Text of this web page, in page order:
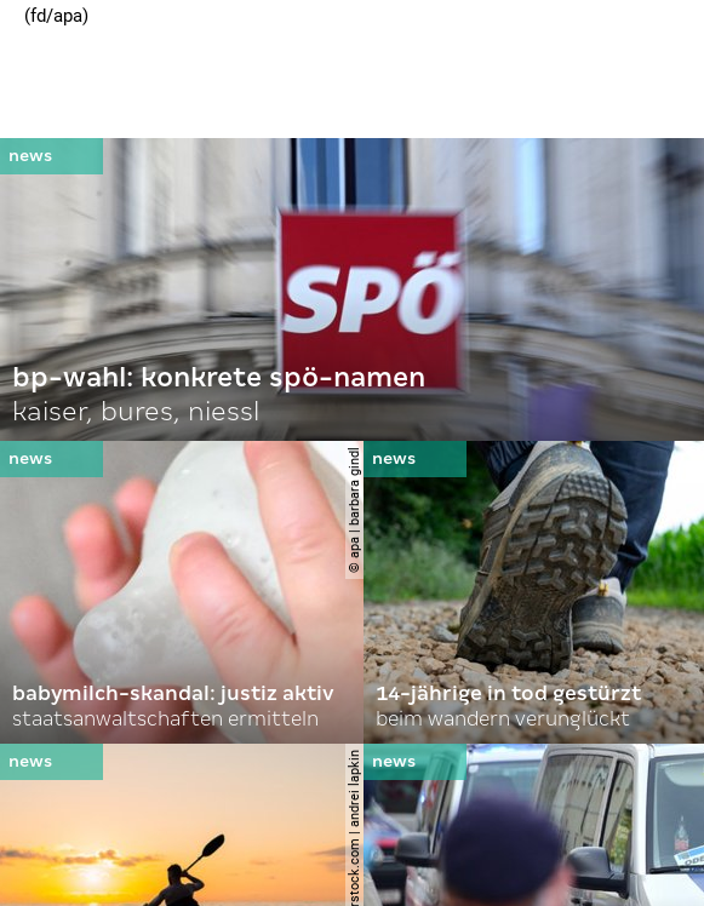
(fd/apa)
bp-wahl: konkrete spö-namen
kaiser, bures, niessl
© apa | barbara gindl
babymilch-skandal: justiz aktiv
staatsanwaltschaften ermitteln
14-jährige in tod gestürzt
beim wandern verunglückt
© shutterstock.com | andrei lapkin